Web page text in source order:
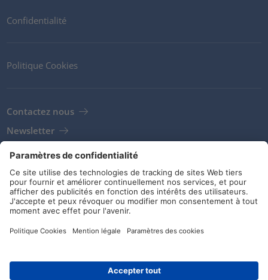
Confidentialité
Politique Cookies
Contactez nous
Newsletter
Clients
Fournisseurs
Conditions de stockage
Réseaux sociaux